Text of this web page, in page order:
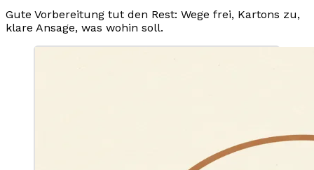
Gute Vorbereitung tut den Rest: Wege frei, Kartons zu,
klare Ansage, was wohin soll.